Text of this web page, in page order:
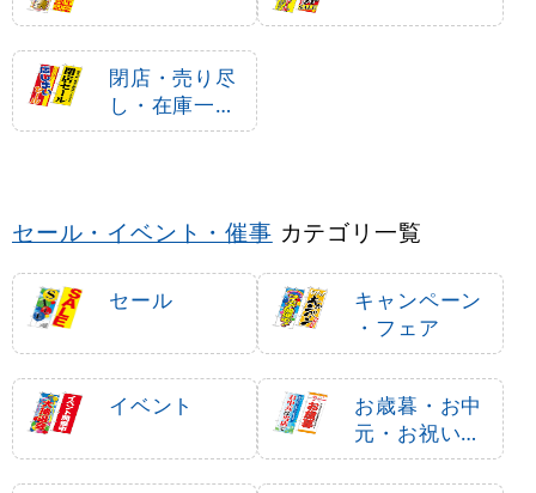
閉店・売り尽
し・在庫一掃
セール
セール・イベント・催事 カテゴリ一覧
セール
キャンペーン
・フェア
イベント
お歳暮・お中
元・お祝いギ
フト